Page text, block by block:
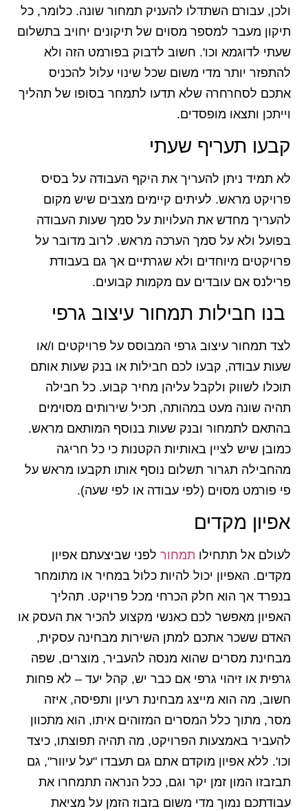
ולכן, עבורם השתדלו להעניק תמחור שונה. כלומר, כל
תיקון מעבר למספר מסוים של תיקונים יחויב בתשלום
שעתי לדוגמא וכו'. חשוב לדבוק בפורמט הזה ולא
להתפזר יותר מדי משום שכל שינוי עלול להכניס
אתכם לסחרחרה שלא תדעו לתמחר בסופו של תהליך
וייתכן ותצאו מופסדים.
קבעו תעריף שעתי
לא תמיד ניתן להעריך את היקף העבודה על בסיס
פרויקט מראש. לעיתים קיימים מצבים שיש מקום
להעריך מחדש את העלויות על סמך שעות העבודה
בפועל ולא על סמך הערכה מראש. לרוב מדובר על
פרויקטים מיוחדים ולא שגרתיים אך גם בעבודת
פרילנס אם עובדים עם מקמות קבועים.
בנו חבילות תמחור עיצוב גרפי
לצד תמחור עיצוב גרפי המבוסס על פרויקטים ו/או
שעות עבודה, קבעו לכם חבילות או בנק שעות אותם
תוכלו לשווק ולקבל עליהן מחיר קבוע. כל חבילה
תהיה שונה מעט במהותה, תכיל שירותים מסוימים
בהתאם לתמחור ובנק שעות בנוסף המותאם מראש.
כמובן שיש לציין באותיות הקטנות כי כל חריגה
מהחבילה תגרור תשלום נוסף אותו תקבעו מראש על
פי פורמט מסוים (לפי עבודה או לפי שעה).
אפיון מקדים
לעולם אל תתחילו תמחור לפני שביצעתם אפיון
מקדים. האפיון יכול להיות כלול במחיר או מתומחר
בנפרד אך הוא חלק הכרחי מכל פרויקט. תהליך
האפיון מאפשר לכם כאנשי מקצוע להכיר את העסק או
האדם ששכר אתכם למתן השירות מבחינה עסקית,
מבחינת מסרים שהוא מנסה להעביר, מוצרים, שפה
גרפית או זיהוי גרפי אם כבר יש, קהל יעד – לא פחות
חשוב, מה הוא מייצג מבחינת רעיון ותפיסה, איזה
מסר, מתוך כלל המסרים המזוהים איתו, הוא מתכוון
להעביר באמצעות הפרויקט, מה תהיה תפוצתו, כיצד
וכו'. ללא אפיון מוקדם אתם גם תעבדו "על עיוור", גם
תבזבזו המון זמן יקר וגם, ככל הנראה תתמחרו את
עבודתכם נמוך מדי משום בזבוז הזמן על מציאת